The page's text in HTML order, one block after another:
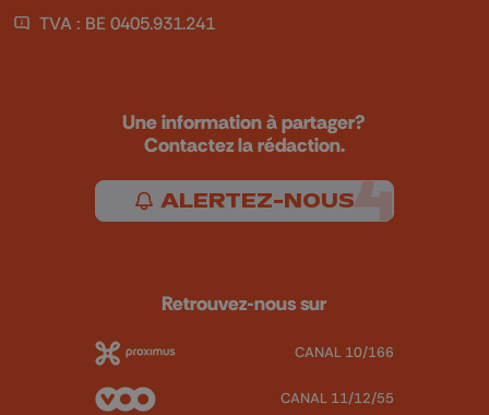
TVA : BE 0405.931.241
Une information à partager?
Contactez la rédaction.
ALERTEZ-NOUS
Retrouvez-nous sur
CANAL 10/166
CANAL 11/12/55